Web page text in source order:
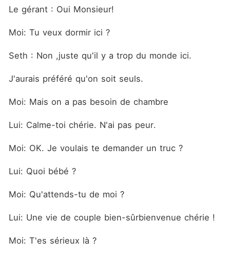
Le gérant : Oui Monsieur!
Moi: Tu veux dormir ici ?
Seth : Non ,juste qu'il y a trop du monde ici.
J'aurais préféré qu'on soit seuls.
Moi: Mais on a pas besoin de chambre
Lui: Calme-toi chérie. N'ai pas peur.
Moi: OK. Je voulais te demander un truc ?
Lui: Quoi bébé ?
Moi: Qu'attends-tu de moi ?
Lui: Une vie de couple bien-sûrbienvenue chérie !
Moi: T'es sérieux là ?